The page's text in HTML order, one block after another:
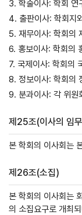
3. 학술이사: 학회 연
4. 출판이사: 학회지
5. 재무이사: 학회의
6. 홍보이사: 학회의
7. 국제이사: 학회의
8. 정보이사: 학회의
9. 분과이사: 각 위원
제25조(이사의 임
본 학회의 이사회는
제26조(소집)
본 학회의 이사회는
의 소집요구로 개최